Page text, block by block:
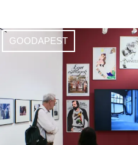
GOODAPEST